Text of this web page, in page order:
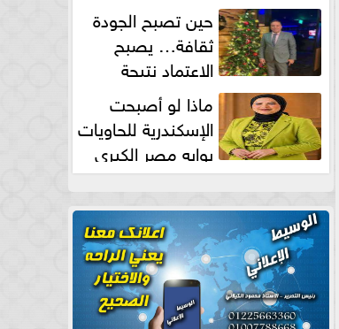
حين تصبح الجودة
ثقافة… يصبح
الاعتماد نتيجة
طبيعية
ماذا لو أصبحت
الإسكندرية للحاويات
بوابه مصر الكبري
للتجارة العالمية بقلم د...